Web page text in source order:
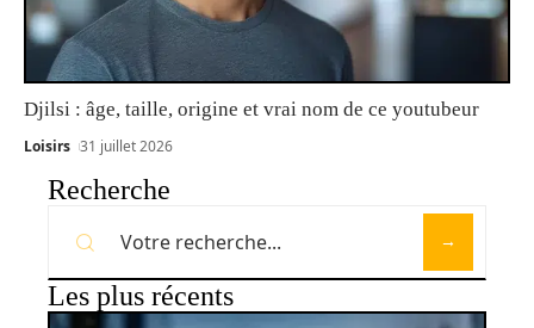
Djilsi : âge, taille, origine et vrai nom de ce youtubeur
Loisirs 31 juillet 2026
Recherche
Les plus récents